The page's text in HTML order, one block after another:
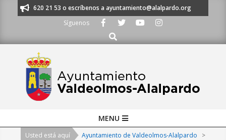
al 91 620 21 53 o escríbenos a ayuntamiento@alalpardo.org
Síguenos
Buscar
Navigation
MENU
Usted está aquí Ayuntamiento de Valdeolmos-Alalpardo
>